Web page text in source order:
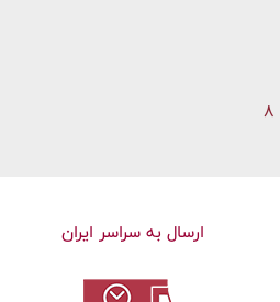
ارسال به سراسر ایران